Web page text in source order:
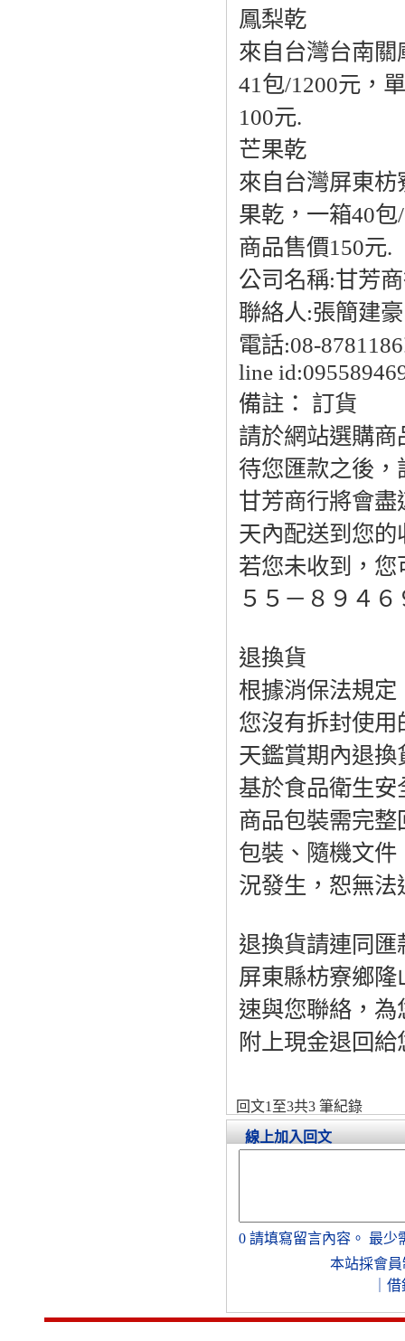
鳳梨乾
來自台灣台南
41包/1200元，
100元.
芒果乾
來自台灣屏東
果乾，一箱40
商品售價150元.
公司名稱:甘芳
聯絡人:張簡建豪
電話:08-
line
備註： 訂貨
請於網站選購
待您匯款之後
甘芳商行將會
天內配送到您的
若您未收到，
５５－８９４
退換貨
根據消保法規
您沒有拆封使
天鑑賞期內退
基於食品衛生
商品包裝需完
包裝、隨機文
況發生，恕無法
退換貨請連同
屏東縣枋寮鄉
速與您聯絡，
附上現金退回給
回文1至3共3 筆紀錄
線上加入回文
0 請填寫留言內容。 最少
本站採會員
借